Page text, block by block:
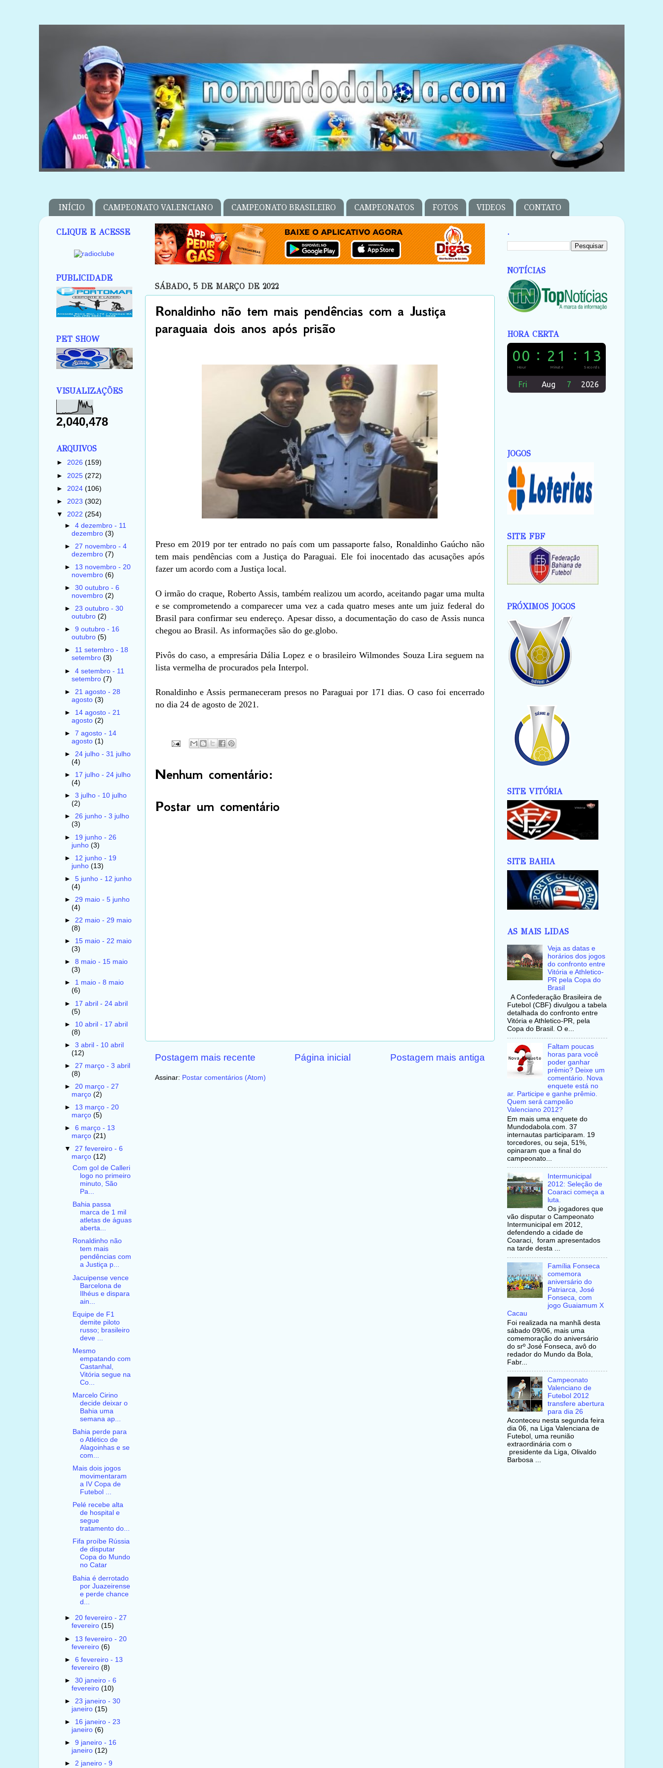
INÍCIO CAMPEONATO VALENCIANO CAMPEONATO BRASILEIRO CAMPEONATOS FOTOS VIDEOS CONTATO
SÁBADO, 5 DE MARÇO DE 2022
Ronaldinho não tem mais pendências com a Justiça
paraguaia dois anos após prisão
Preso em 2019 por ter entrado no país com um passaporte falso, Ronaldinho Gaúcho não
tem mais pendências com a Justiça do Paraguai. Ele foi inocentado das acusações após
fazer um acordo com a Justiça local.
O irmão do craque, Roberto Assis, também realizou um acordo, aceitando pagar uma multa
e se comprometendo a comparecer uma vez a cada quatro meses ante um juiz federal do
Brasil para confirmar seu endereço. Apesar disso, a documentação do caso de Assis nunca
chegou ao Brasil. As informações são do ge.globo.
Pivôs do caso, a empresária Dália Lopez e o brasileiro Wilmondes Souza Lira seguem na
lista vermelha de procurados pela Interpol.
Ronaldinho e Assis permaneceram presos no Paraguai por 171 dias. O caso foi encerrado
no dia 24 de agosto de 2021.
Nenhum comentário:
Postar um comentário
Postagem mais recente Postagem mais antiga
Página inicial
Assinar: Postar comentários (Atom)
CLIQUE E ACESSE
PUBLICIDADE
PET SHOW
VISUALIZAÇÕES
2,040,478
ARQUIVOS
► 2026 (159)
► 2025 (272)
► 2024 (106)
► 2023 (302)
▼ 2022 (254)
► 4 dezembro - 11
dezembro (3)
► 27 novembro - 4
dezembro (7)
► 13 novembro - 20
novembro (6)
► 30 outubro - 6
novembro (2)
► 23 outubro - 30
outubro (2)
► 9 outubro - 16
outubro (5)
► 11 setembro - 18
setembro (3)
► 4 setembro - 11
setembro (7)
► 21 agosto - 28
agosto (3)
► 14 agosto - 21
agosto (2)
► 7 agosto - 14
agosto (1)
► 24 julho - 31 julho
(4)
► 17 julho - 24 julho
(4)
► 3 julho - 10 julho
(2)
► 26 junho - 3 julho
(3)
► 19 junho - 26
junho (3)
► 12 junho - 19
junho (13)
► 5 junho - 12 junho
(4)
► 29 maio - 5 junho
(4)
► 22 maio - 29 maio
(8)
► 15 maio - 22 maio
(3)
► 8 maio - 15 maio
(3)
► 1 maio - 8 maio
(6)
► 17 abril - 24 abril
(5)
► 10 abril - 17 abril
(8)
► 3 abril - 10 abril
(12)
► 27 março - 3 abril
(8)
► 20 março - 27
março (2)
► 13 março - 20
março (5)
► 6 março - 13
março (21)
▼ 27 fevereiro - 6
março (12)
Com gol de Calleri
logo no primeiro
minuto, São
Pa...
Bahia passa
marca de 1 mil
atletas de águas
aberta...
Ronaldinho não
tem mais
pendências com
a Justiça p...
Jacuipense vence
Barcelona de
Ilhéus e dispara
ain...
Equipe de F1
demite piloto
russo; brasileiro
deve ...
Mesmo
empatando com
Castanhal,
Vitória segue na
Co...
Marcelo Cirino
decide deixar o
Bahia uma
semana ap...
Bahia perde para
o Atlético de
Alagoinhas e se
com...
Mais dois jogos
movimentaram
a IV Copa de
Futebol ...
Pelé recebe alta
de hospital e
segue
tratamento do...
Fifa proíbe Rússia
de disputar
Copa do Mundo
no Catar
Bahia é derrotado
por Juazeirense
e perde chance
d...
► 20 fevereiro - 27
fevereiro (15)
► 13 fevereiro - 20
fevereiro (6)
► 6 fevereiro - 13
fevereiro (8)
► 30 janeiro - 6
fevereiro (10)
► 23 janeiro - 30
janeiro (15)
► 16 janeiro - 23
janeiro (6)
► 9 janeiro - 16
janeiro (12)
► 2 janeiro - 9
.
NOTÍCIAS
HORA CERTA
JOGOS
SITE FBF
PRÓXIMOS JOGOS
SITE VITÓRIA
SITE BAHIA
AS MAIS LIDAS
Veja as datas e
horários dos jogos
do confronto entre
Vitória e Athletico-
PR pela Copa do
Brasil
A Confederação Brasileira de
Futebol (CBF) divulgou a tabela
detalhada do confronto entre
Vitória e Athletico-PR, pela
Copa do Brasil. O e...
Faltam poucas
horas para você
poder ganhar
prêmio? Deixe um
comentário. Nova
enquete está no
ar. Participe e ganhe prêmio.
Quem será campeão
Valenciano 2012?
Em mais uma enquete do
Mundodabola.com. 37
internautas participaram. 19
torcedores, ou seja, 51%,
opinaram que a final do
campeonato...
Intermunicipal
2012: Seleção de
Coaraci começa a
luta.
Os jogadores que
vão disputar o Campeonato
Intermunicipal em 2012,
defendendo a cidade de
Coaraci, foram apresentados
na tarde desta ...
Família Fonseca
comemora
aniversário do
Patriarca, José
Fonseca, com
jogo Guaiamum X
Cacau
Foi realizada na manhã desta
sábado 09/06, mais uma
comemoração do aniversário
do srº José Fonseca, avô do
redador do Mundo da Bola,
Fabr...
Campeonato
Valenciano de
Futebol 2012
transfere abertura
para dia 26
Aconteceu nesta segunda feira
dia 06, na Liga Valenciana de
Futebol, uma reunião
extraordinária com o
presidente da Liga, Olivaldo
Barbosa ...